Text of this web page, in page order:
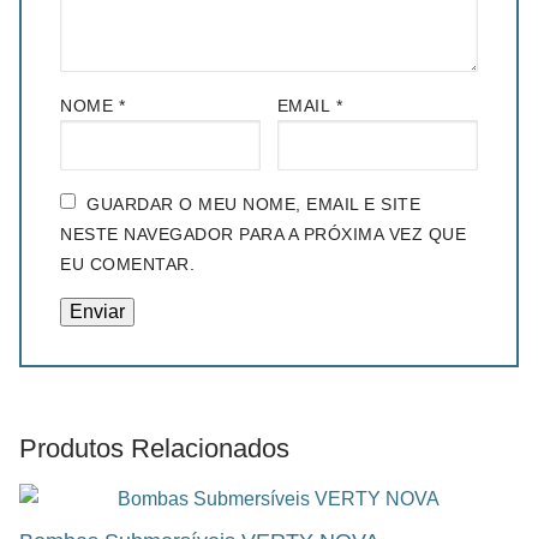
NOME * EMAIL *
GUARDAR O MEU NOME, EMAIL E SITE
NESTE NAVEGADOR PARA A PRÓXIMA VEZ QUE
EU COMENTAR.
Produtos Relacionados